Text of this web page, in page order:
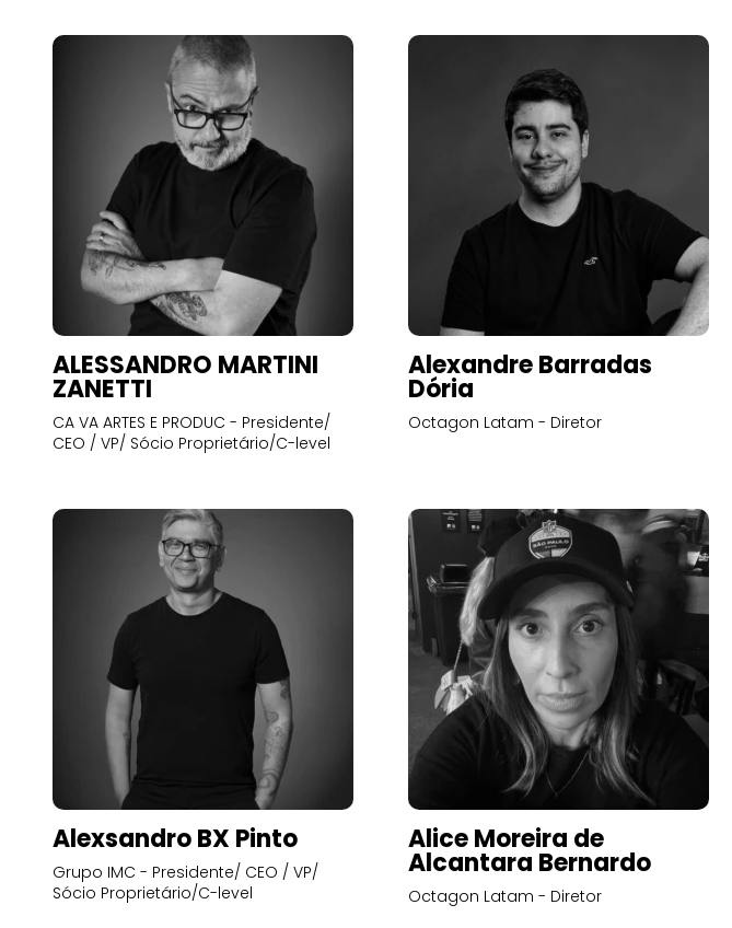
ALESSANDRO MARTINI
ZANETTI
CA VA ARTES E PRODUC - Presidente/
CEO / VP/ Sócio Proprietário/C-level
Alexandre Barradas
Dória
Octagon Latam - Diretor
Alexsandro BX Pinto
Grupo IMC - Presidente/ CEO / VP/
Sócio Proprietário/C-level
Alice Moreira de
Alcantara Bernardo
Octagon Latam - Diretor